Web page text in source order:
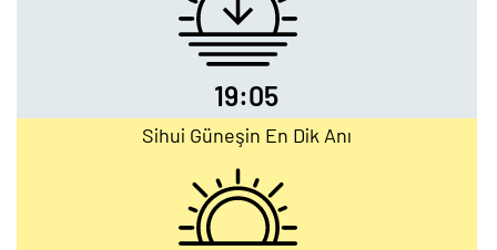
19:05
Sihui Güneşin En Dik Anı